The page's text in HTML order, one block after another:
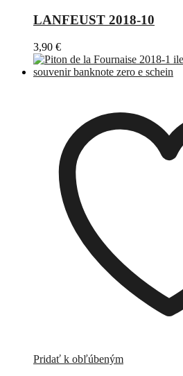
LANFEUST 2018-10
3,90 €
Pridať k obľúbeným